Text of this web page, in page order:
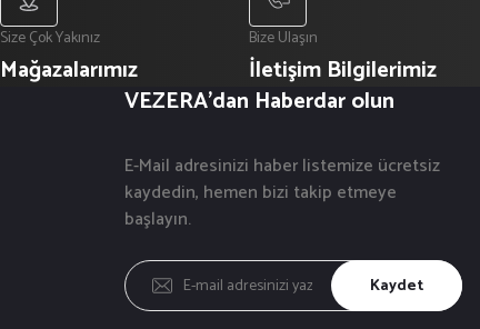
Size Çok Yakınız
Mağazalarımız
Bize Ulaşın
İletişim Bilgilerimiz
VEZERA'dan Haberdar olun
E-Mail adresinizi haber listemize ücretsiz
kaydedin, hemen bizi takip etmeye
başlayın.
Kaydet